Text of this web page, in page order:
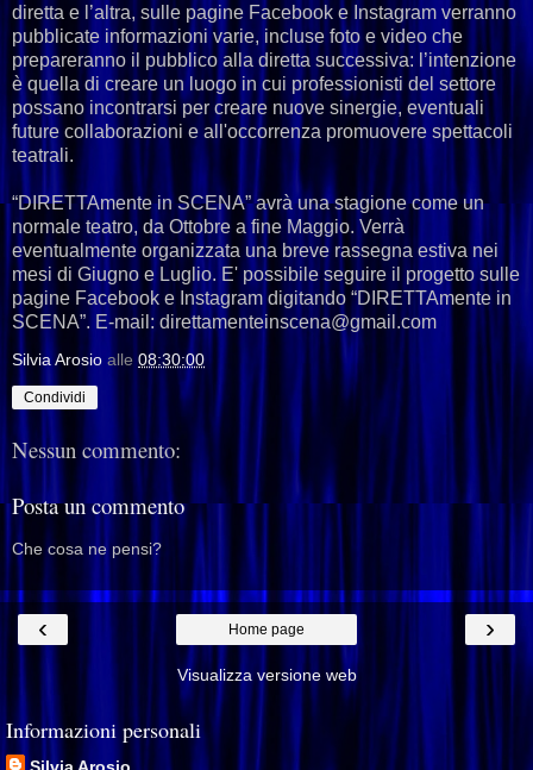
diretta e l’altra, sulle pagine Facebook e Instagram verranno
pubblicate informazioni varie, incluse foto e video che
prepareranno il pubblico alla diretta successiva: l’intenzione
è quella di creare un luogo in cui professionisti del settore
possano incontrarsi per creare nuove sinergie, eventuali
future collaborazioni e all'occorrenza promuovere spettacoli
teatrali.
“DIRETTAmente in SCENA” avrà una stagione come un
normale teatro, da Ottobre a fine Maggio. Verrà
eventualmente organizzata una breve rassegna estiva nei
mesi di Giugno e Luglio. E' possibile seguire il progetto sulle
pagine Facebook e Instagram digitando “DIRETTAmente in
SCENA”. E-mail: direttamenteinscena@gmail.com
Silvia Arosio alle 08:30:00
Condividi
Nessun commento:
Posta un commento
Che cosa ne pensi?
‹ ›
Home page
Visualizza versione web
Informazioni personali
Silvia Arosio